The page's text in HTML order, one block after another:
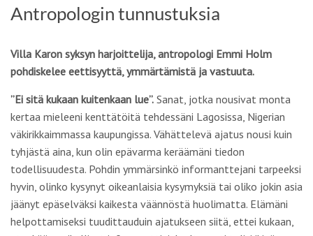
Antropologin tunnustuksia
Villa Karon syksyn harjoittelija, antropologi Emmi Holm
pohdiskelee eettisyyttä, ymmärtämistä ja vastuuta.
”Ei sitä kukaan kuitenkaan lue”. Sanat, jotka nousivat monta
kertaa mieleeni kenttätöitä tehdessäni Lagosissa, Nigerian
väkirikkaimmassa kaupungissa. Vähättelevä ajatus nousi kuin
tyhjästä aina, kun olin epävarma keräämäni tiedon
todellisuudesta. Pohdin ymmärsinkö informanttejani tarpeeksi
hyvin, olinko kysynyt oikeanlaisia kysymyksiä tai oliko jokin asia
jäänyt epäselväksi kaikesta väännöstä huolimatta. Elämäni
helpottamiseksi tuudittauduin ajatukseen siitä, ettei kukaan,